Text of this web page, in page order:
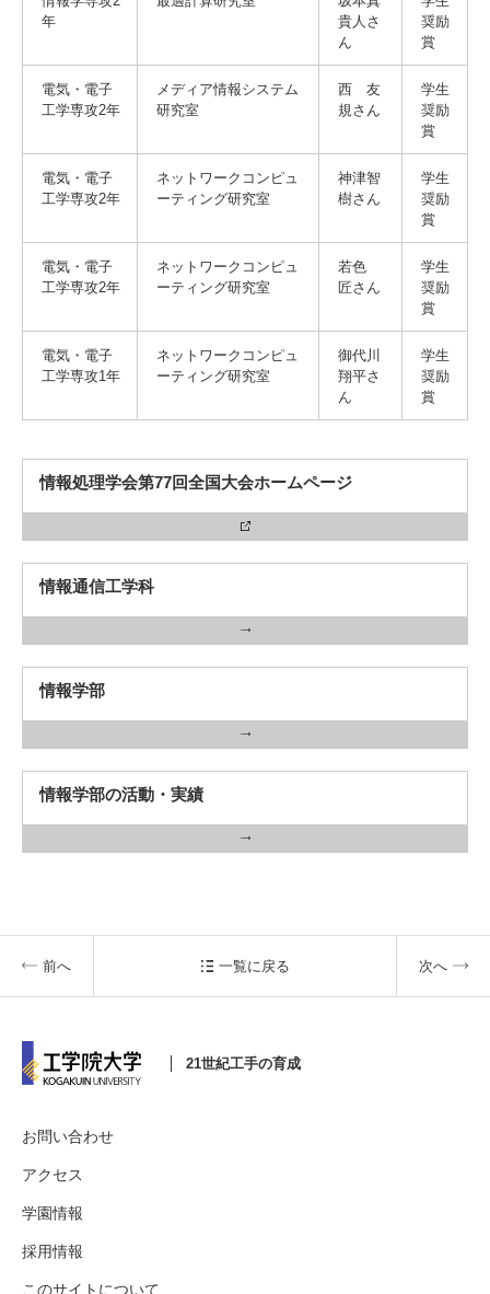
2. 工学院大学ヒストリー
3. #KUTE VOICE エンジニアリーダーたちの声
年
貴人さ
ん
奨励
賞
電気・電子
工学専攻2年
メディア情報システム
研究室
西 友
規さん
学生
奨励
賞
電気・電子
工学専攻2年
ネットワークコンピュ
ーティング研究室
神津智
樹さん
学生
奨励
賞
電気・電子
工学専攻2年
ネットワークコンピュ
ーティング研究室
若色
匠さん
学生
奨励
賞
電気・電子
工学専攻1年
ネットワークコンピュ
ーティング研究室
御代川
翔平さ
ん
学生
奨励
賞
情報処理学会第77回全国大会ホームページ
情報通信工学科
情報学部
情報学部の活動・実績
前へ 一覧に戻る 次へ
21世紀工手の育成
お問い合わせ
アクセス
学園情報
採用情報
このサイトについて